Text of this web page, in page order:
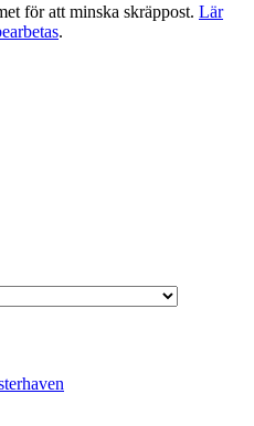
för att minska skräppost. Lär
.